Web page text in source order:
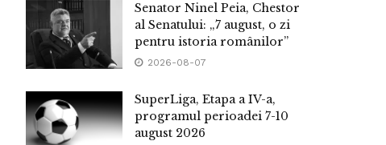
Senator Ninel Peia, Chestor
al Senatului: „7 august, o zi
pentru istoria românilor”
2026-08-07
SuperLiga, Etapa a IV-a,
programul perioadei 7-10
august 2026